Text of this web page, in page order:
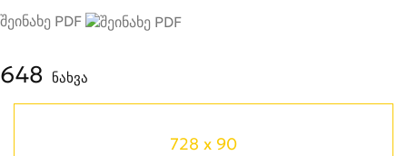
შეინახე PDF
648 ნახვა
728 x 90